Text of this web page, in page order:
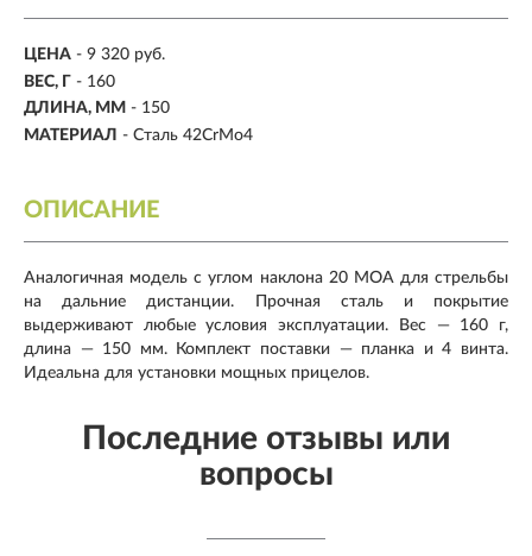
ЦЕНА - 9 320 руб.
ВЕС, Г - 160
ДЛИНА, ММ - 150
МАТЕРИАЛ - Сталь 42CrMo4
ОПИСАНИЕ
Аналогичная модель с углом наклона 20 MOA для стрельбы
на дальние дистанции. Прочная сталь и покрытие
выдерживают любые условия эксплуатации. Вес — 160 г,
длина — 150 мм. Комплект поставки — планка и 4 винта.
Идеальна для установки мощных прицелов.
Последние отзывы или
вопросы